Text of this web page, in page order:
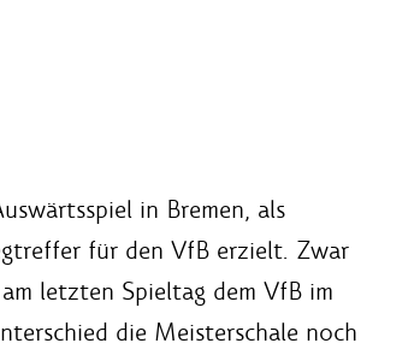
in Bremen, als
für den VfB erzielt. Zwar
letzten Spieltag dem VfB im
die Meisterschale noch